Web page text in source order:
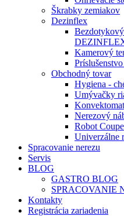
Škrabky zemiakov
Dezinflex
Kamerový
Obchodný tovar
Hygiena -
Umývačky
Nerezový
Robot Coupe
Univerzálne
Spracovanie nerezu
Servis
BLOG
GASTRO BLOG
SPRACOVANIE
Kontakty
Registrácia zariadenia